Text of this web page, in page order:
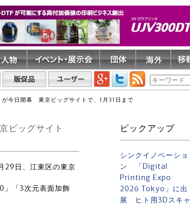
今日開幕 東京ビッグサイトで、1月31日まで
ビッグサイト
29日、江東区の東京
」「3次元表面加飾
ピックアップ
シンクイノベーショ
ン 「Digital
Printing Expo
2026 Tokyo」に出
展 ヒト用3Dスキャ